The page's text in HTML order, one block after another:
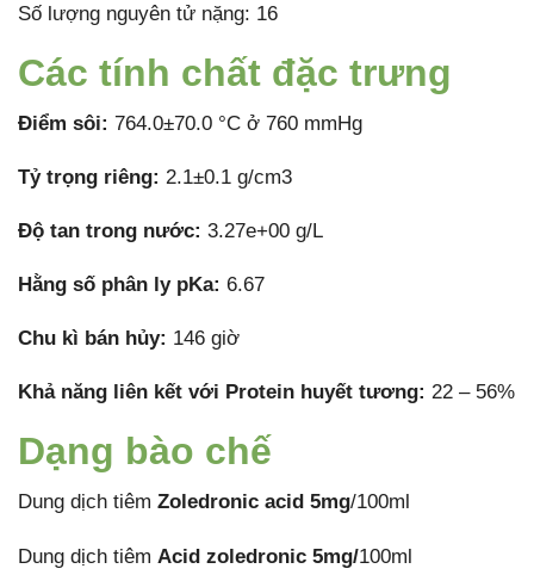
Số lượng nguyên tử nặng: 16
Các tính chất đặc trưng
Điểm sôi: 764.0±70.0 °C ở 760 mmHg
Tỷ trọng riêng: 2.1±0.1 g/cm3
Độ tan trong nước: 3.27e+00 g/L
Hằng số phân ly pKa: 6.67
Chu kì bán hủy: 146 giờ
Khả năng liên kết với Protein huyết tương: 22 – 56%
Dạng bào chế
Dung dịch tiêm Zoledronic acid 5mg/100ml
Dung dịch tiêm Acid zoledronic 5mg/100ml